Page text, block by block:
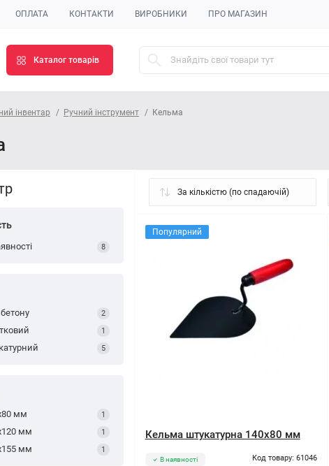
ОПЛАТА КОНТАКТИ ВИРОБНИКИ ПРО МАГАЗИН
Каталог товарів
інвентар Ручний інструмент Кельма
8
2
1
5
мм 1
мм 1
мм 1
Популярний
Кельма штукатурна 140x80 мм
В наявності Код товару: 61046